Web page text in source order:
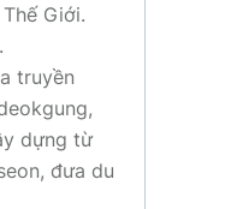
Giới.
truyền
dựng từ
đưa du